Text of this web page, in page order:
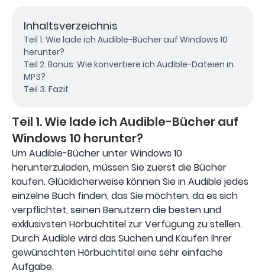
Inhaltsverzeichnis
Teil 1. Wie lade ich Audible-Bücher auf Windows 10
herunter?
Teil 2. Bonus: Wie konvertiere ich Audible-Dateien in
MP3?
Teil 3. Fazit
Teil 1. Wie lade ich Audible-Bücher auf
Windows 10 herunter?
Um Audible-Bücher unter Windows 10
herunterzuladen, müssen Sie zuerst die Bücher
kaufen. Glücklicherweise können Sie in Audible jedes
einzelne Buch finden, das Sie möchten, da es sich
verpflichtet, seinen Benutzern die besten und
exklusivsten Hörbuchtitel zur Verfügung zu stellen.
Durch Audible wird das Suchen und Kaufen Ihrer
gewünschten Hörbuchtitel eine sehr einfache
Aufgabe.